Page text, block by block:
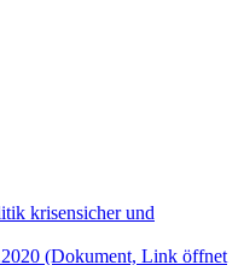
krisensicher und
(Dokument, Link öffnet